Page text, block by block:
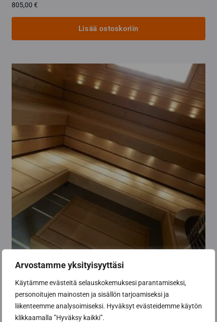
Arvostamme yksityisyyttäsi
Käytämme evästeitä selauskokemuksesi parantamiseksi,
personoitujen mainosten ja sisällön tarjoamiseksi ja
liikenteemme analysoimiseksi. Hyväksyt evästeidemme käytön
klikkaamalla ”Hyväksy kaikki”.
805,00 €
Lisää ostoskoriin
615,00€
Lisää ostoskoriin